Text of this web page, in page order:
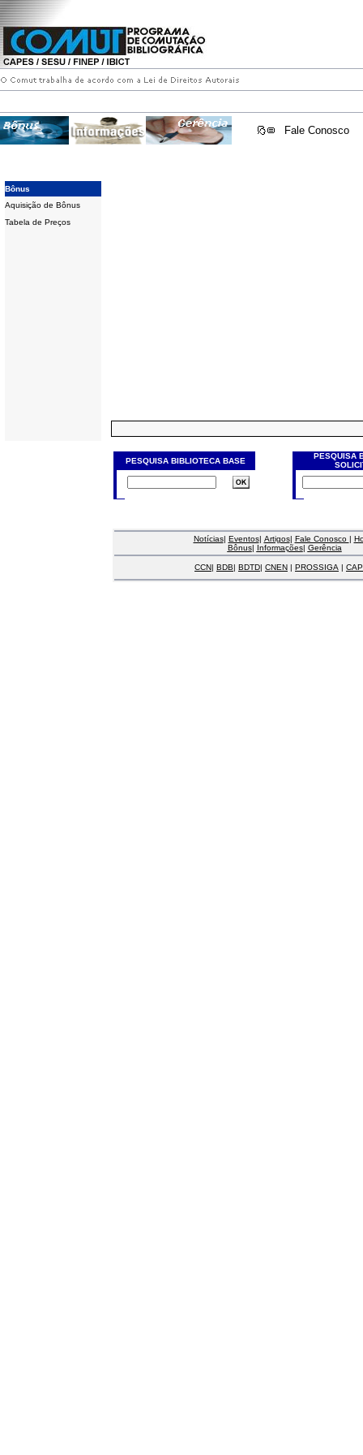
Fale Conosco
Bônus
Aquisição de Bônus
Tabela de Preços
PESQUISA BIBLIOTECA BASE
PESQUISA
Notícias| Eventos| Artigos| Fale Conosco |
Bônus| Informações| Gerência
CCN| BDB| BDTD| CNEN | PROSSIGA |